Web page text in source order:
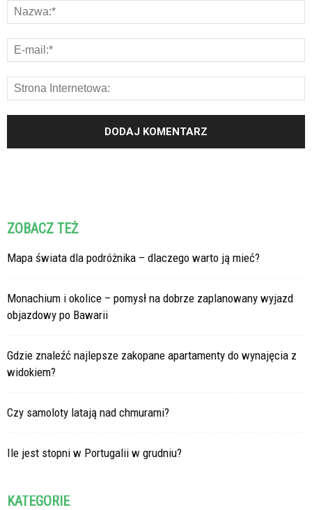
ZOBACZ TEŻ
Mapa świata dla podróżnika – dlaczego warto ją mieć?
Monachium i okolice – pomysł na dobrze zaplanowany wyjazd
objazdowy po Bawarii
Gdzie znaleźć najlepsze zakopane apartamenty do wynajęcia z
widokiem?
Czy samoloty latają nad chmurami?
Ile jest stopni w Portugalii w grudniu?
KATEGORIE